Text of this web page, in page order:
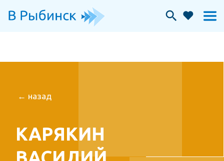
Карякин Василий Александрович —
КАРЯКИН
АЛЕКСАНДРОВИЧ